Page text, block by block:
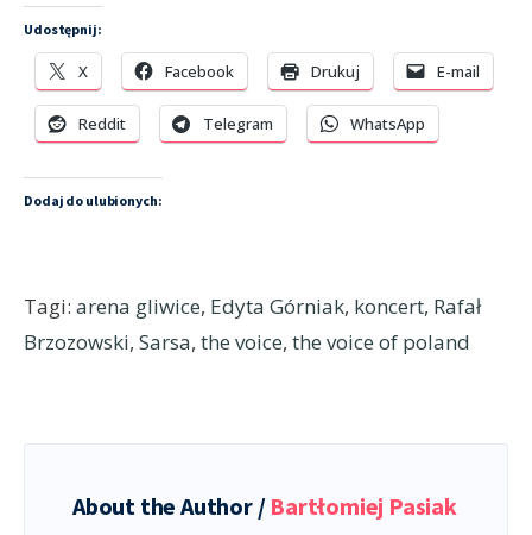
Udostępnij:
X Facebook Drukuj E-mail
Reddit Telegram WhatsApp
Dodaj do ulubionych:
Tagi: arena gliwice, Edyta Górniak, koncert, Rafał
Brzozowski, Sarsa, the voice, the voice of poland
About the Author / Bartłomiej Pasiak